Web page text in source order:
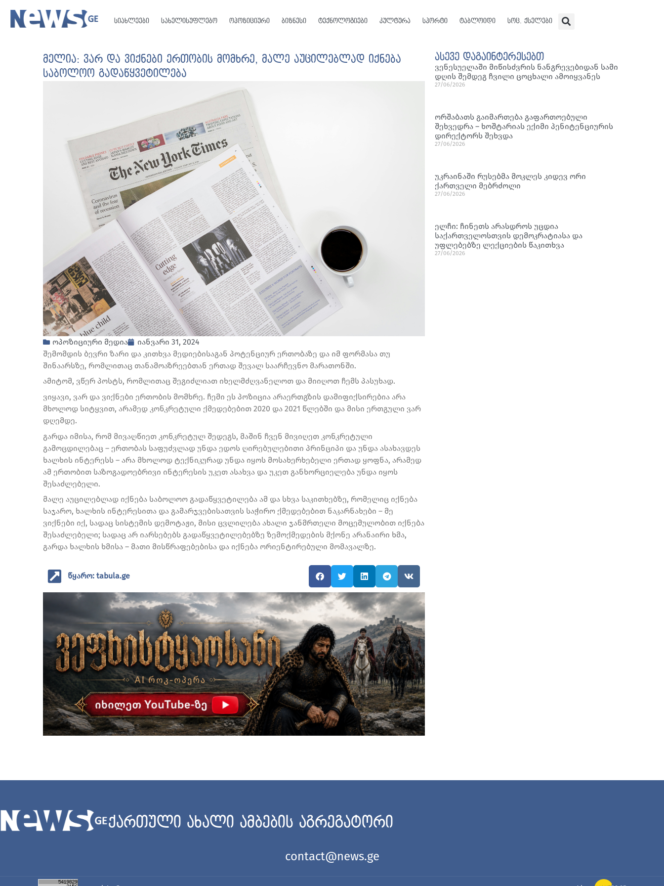
სიახლეები სახელისუფლებო ოპოზიციური ბიზნესი ტექნოლოგიები კულტურა სპორტი ტაბლოიდი სოც. ქსელები
მელია: ვარ და ვიქნები ერთობის მომხრე, მალე აუცილებლად იქნება
საბოლოო გადაწყვეტილება
ოპოზიციური მედია
იანვარი 31, 2024
შემომდის ბევრი ზარი და კითხვა მედიებისაგან პოტენციურ ერთობაზე და იმ ფორმასა თუ
შინაარსზე, რომლითაც თანამოაზრეებთან ერთად შევალ საარჩევნო მარათონში.
ამიტომ, ვწერ პოსტს, რომლითაც შეგიძლიათ იხელმძღვანელოთ და მიიღოთ ჩემს პასუხად.
ვიყავი, ვარ და ვიქნები ერთობის მომხრე. ჩემი ეს პოზიცია არაერთგზის დამიფიქსირებია არა
მხოლოდ სიტყვით, არამედ კონკრეტული ქმედებებით 2020 და 2021 წლებში და მისი ერთგული ვარ
დღემდე.
გარდა იმისა, რომ მივაღწიეთ კონკრეტულ შედეგს, მაშინ ჩვენ მივიღეთ კონკრეტული
გამოცდილებაც – ერთობას საფუძვლად უნდა ედოს ღირებულებითი პრინციპი და უნდა ასახავდეს
ხალხის ინტერესს – არა მხოლოდ ტექნიკურად უნდა იყოს მოსახერხებელი ერთად ყოფნა, არამედ
ამ ერთობით საზოგადოებრივი ინტერესის უკეთ ასახვა და უკეთ განხორციელება უნდა იყოს
შესაძლებელი.
მალე აუცილებლად იქნება საბოლოო გადაწყვეტილება ამ და სხვა საკითხებზე, რომელიც იქნება
საჯარო, ხალხის ინტერესითა და გამარჯვებისათვის საჭირო ქმედებებით ნაკარნახები – მე
ვიქნები იქ, სადაც სისტემის დემოტაჟი, მისი ცვლილება ახალი ჯანმრთელი მოცემულობით იქნება
შესაძლებელი; სადაც არ იარსებებს გადაწყვეტილებებზე ზემოქმედების მქონე არანაირი ხმა,
გარდა ხალხის ხმისა – მათი მისწრაფებებისა და იქნება ორიენტირებული მომავალზე.
წყარო: tabula.ge
ასევე დაგაინტერესებთ
ვენესუელაში მიწისძვრის ნანგრევებიდან სამი
დღის შემდეგ ჩვილი ცოცხალი ამოიყვანეს
27/06/2026
ორშაბათს გაიმართება გაფართოებული
შეხვედრა – ხოშტარიას ექიმი პენიტენციურის
დირექტორს შეხვდა
27/06/2026
უკრაინაში რუსებმა მოკლეს კიდევ ორი
ქართველი მებრძოლი
27/06/2026
ელჩი: ჩინეთს არასდროს უცდია
საქართველოსთვის დემოკრატიასა და
უფლებებზე ლექციების წაკითხვა
27/06/2026
ქართული ახალი ამბების აგრეგატორი
contact@news.ge